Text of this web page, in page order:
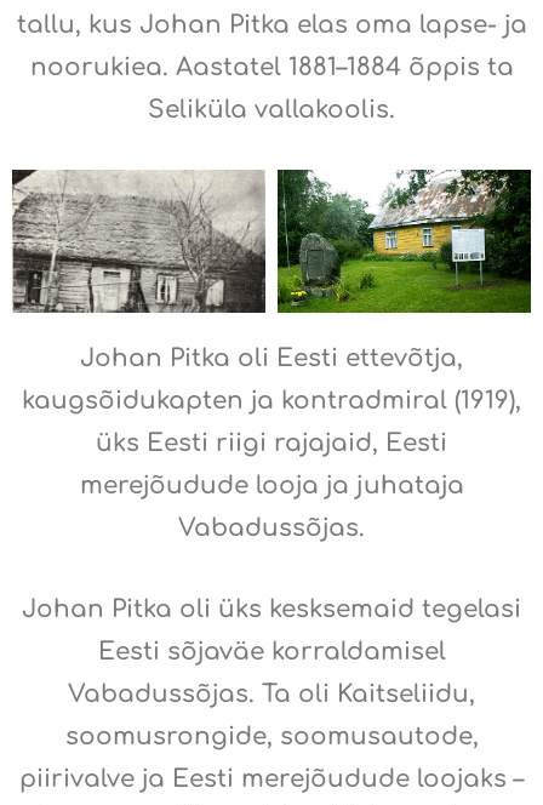
tallu, kus Johan Pitka elas oma lapse- ja
noorukiea. Aastatel 1881–1884 õppis ta
Seliküla vallakoolis.
Johan Pitka oli Eesti ettevõtja,
kaugsõidukapten ja kontradmiral (1919),
üks Eesti riigi rajajaid, Eesti
merejõudude looja ja juhataja
Vabadussõjas.
Johan Pitka oli üks kesksemaid tegelasi
Eesti sõjaväe korraldamisel
Vabadussõjas. Ta oli Kaitseliidu,
soomusrongide, soomusautode,
piirivalve ja Eesti merejõudude loojaks –